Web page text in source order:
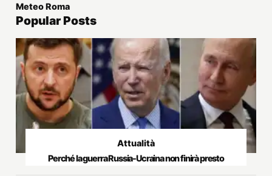
Meteo Roma
Popular Posts
Attualità
Perché la guerra Russia-Ucraina non finirà presto